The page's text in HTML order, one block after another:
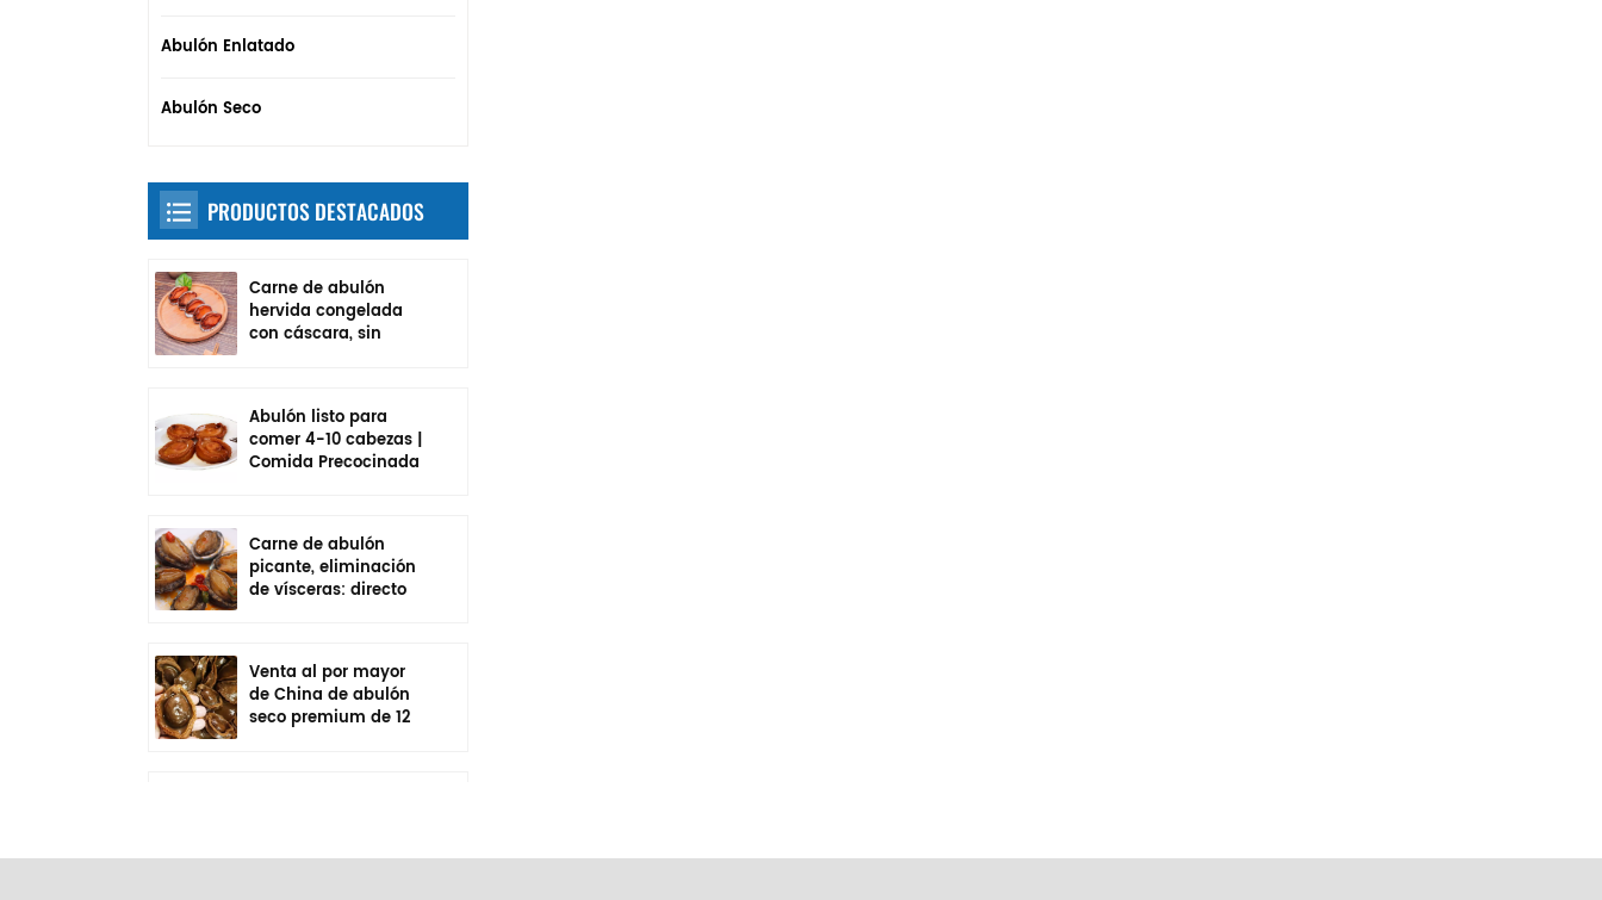
Abulón Enlatado
Abulón Seco
PRODUCTOS DESTACADOS
Carne de abulón
hervida congelada
con cáscara, sin
Abulón listo para
comer 4-10 cabezas |
Comida Precocinada
Carne de abulón
picante, eliminación
de vísceras: directo
Venta al por mayor
de China de abulón
seco premium de 12